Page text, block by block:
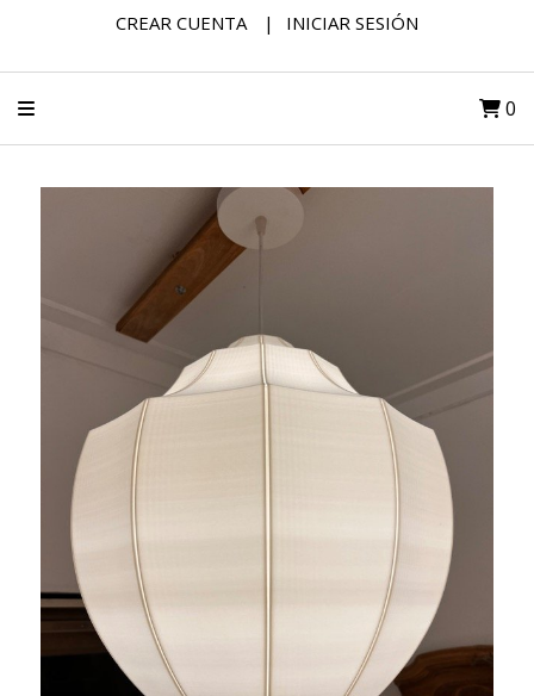
CREAR CUENTA INICIAR SESIÓN
0